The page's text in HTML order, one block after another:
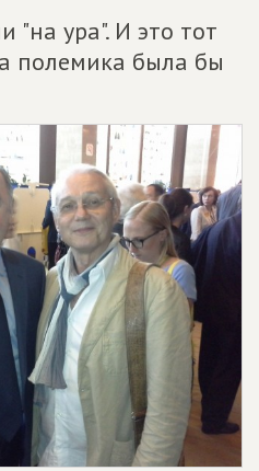
"на ура". И это тот
полемика была бы